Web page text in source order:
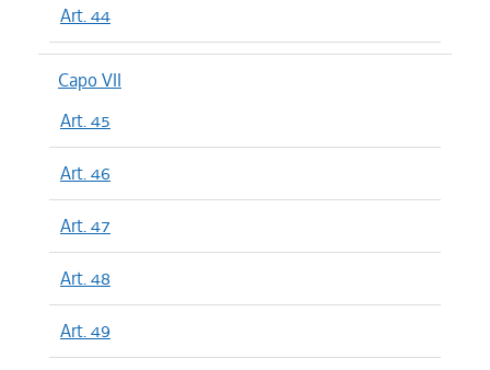
Art. 44
Capo VII
Art. 45
Art. 46
Art. 47
Art. 48
Art. 49